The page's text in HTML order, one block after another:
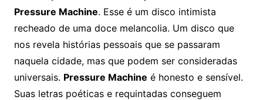
Pressure Machine. Esse é um disco intimista
recheado de uma doce melancolia. Um disco que
nos revela histórias pessoais que se passaram
naquela cidade, mas que podem ser consideradas
universais. Pressure Machine é honesto e sensível.
Suas letras poéticas e requintadas conseguem